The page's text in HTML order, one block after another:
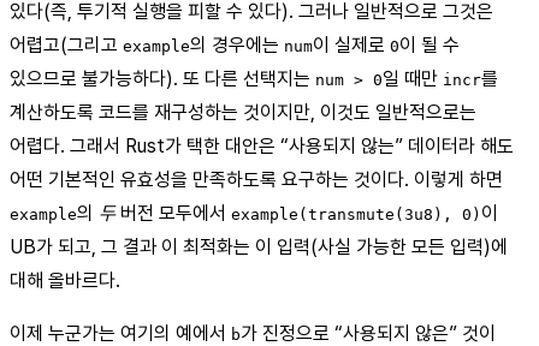
있다(즉, 투기적 실행을 피할 수 있다). 그러나 일반적으로 그것은
어렵고(그리고 example의 경우에는 num이 실제로 0이 될 수
있으므로 불가능하다). 또 다른 선택지는 num > 0일 때만 incr를
계산하도록 코드를 재구성하는 것이지만, 이것도 일반적으로는
어렵다. 그래서 Rust가 택한 대안은 “사용되지 않는” 데이터라 해도
어떤 기본적인 유효성을 만족하도록 요구하는 것이다. 이렇게 하면
example의 두버전 모두에서 example(transmute(3u8), 0) 이
UB가 되고, 그 결과 이 최적화는 이 입력(사실 가능한 모든 입력)에
대해 올바르다.
이제 누군가는 여기의 예에서 b가 진정으로 “사용되지 않은” 것이